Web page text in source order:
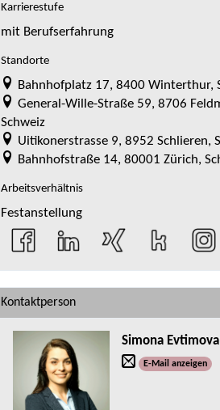
Karrierestufe
mit Berufserfahrung
Standorte
Bahnhofplatz 17, 8400 Winterthur,
General-Wille-Straße 59, 8706
Schweiz
Uitikonerstrasse 9, 8952 Schlieren,
Bahnhofstraße 14, 80001 Zürich,
Arbeitsverhältnis
Festanstellung
Kontaktperson
Simona Evtimova
E-Mail anzeigen